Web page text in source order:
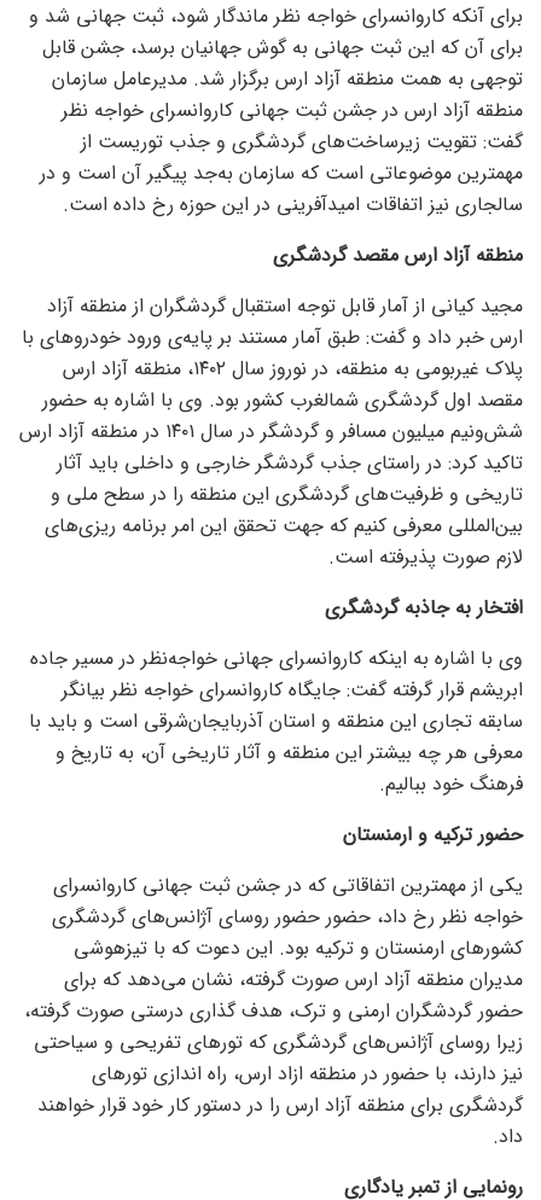
برای آنکه کاروانسرای خواجه نظر ماندگار شود، ثبت جهانی شد و
برای آن که این ثبت جهانی به گوش جهانیان برسد، جشن قابل
توجهی به همت منطقه آزاد ارس برگزار شد. مدیرعامل سازمان
منطقه آزاد ارس در جشن ثبت جهانی کاروانسرای خواجه نظر
گفت: تقویت زیرساخت‌های گردشگری و جذب توریست از
مهمترین موضوعاتی است که سازمان به‌جد پیگیر آن است و در
سالجاری نیز اتفاقات امیدآفرینی در این حوزه رخ داده است.
منطقه آزاد ارس مقصد گردشگری
مجید کیانی از آمار قابل توجه استقبال گردشگران از منطقه آزاد
ارس خبر داد و گفت: طبق آمار مستند بر پایه‌ی ورود خودرو‌های با
پلاک غیربومی به منطقه، در نوروز سال ۱۴۰۲، منطقه آزاد ارس
مقصد اول گردشگری شمالغرب کشور بود. وی با اشاره به حضور
شش‌ونیم میلیون مسافر و گردشگر در سال ۱۴۰۱ در منطقه آزاد ارس
تاکید کرد: در راستای جذب گردشگر خارجی و داخلی باید آثار
تاریخی و ظرفیت‌های گردشگری این منطقه را در سطح ملی و
بین‌المللی معرفی کنیم که جهت تحقق این امر برنامه ریزی‌های
لازم صورت پذیرفته است.
افتخار به جاذبه گردشگری
وی با اشاره به اینکه کاروانسرای جهانی خواجه‌نظر در مسیر جاده
ابریشم قرار گرفته گفت: جایگاه کاروانسرای خواجه نظر بیانگر
سابقه تجاری این منطقه و استان آذربایجان‌شرقی است و باید با
معرفی هر چه بیشتر این منطقه و آثار تاریخی آن، به تاریخ و
فرهنگ خود ببالیم.
حضور ترکیه و ارمنستان
یکی از مهمترین اتفاقاتی که در جشن ثبت جهانی کاروانسرای
خواجه نظر رخ داد، حضور حضور روسای آژانس‌های گردشگری
کشور‌های ارمنستان و ترکیه بود. این دعوت که با تیزهوشی
مدیران منطقه آزاد ارس صورت گرفته، نشان می‌دهد که برای
حضور گردشگران ارمنی و ترک، هدف گذاری درستی صورت گرفته،
زیرا روسای آژانس‌های گردشگری که تور‌های تفریحی و سیاحتی
نیز دارند، با حضور در منطقه ازاد ارس، راه اندازی تور‌های
گردشگری برای منطقه آزاد ارس را در دستور کار خود قرار خواهند
داد.
رونمایی از تمبر یادگاری